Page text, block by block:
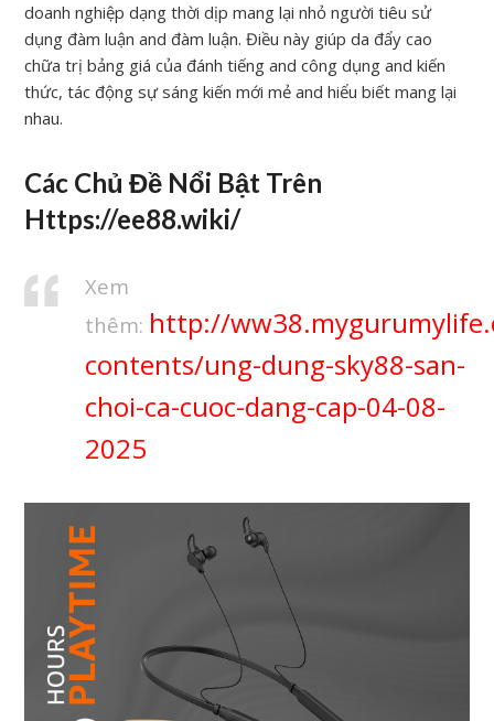
doanh nghiệp dạng thời dịp mang lại nhỏ người tiêu sử
dụng đàm luận and đàm luận. Điều này giúp da đẩy cao
chữa trị bảng giá của đánh tiếng and công dụng and kiến
thức, tác động sự sáng kiến mới mẻ and hiểu biết mang lại
nhau.
Các Chủ Đề Nổi Bật Trên
Https://ee88.wiki/
Xem
thêm: http://
contents/ung-dung-sky88-san-
choi-ca-cuoc-dang-cap-04-08-
2025